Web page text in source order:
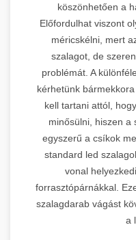
köszönhetően a
Előfordulhat viszont
méricskélni, mert
szalagot, de
problémát. A
kérhetünk
kell tartani attól,
minősülni, hiszen a
egyszerű a csíkok
standard led
vonal
forrasztópárnákkal.
szalagdarab vágást
a